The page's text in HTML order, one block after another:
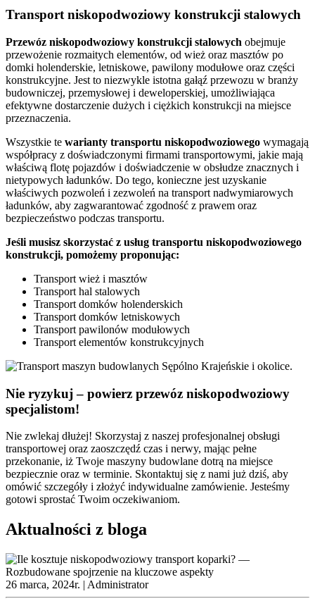
Transport niskopodwoziowy konstrukcji stalowych
Przewóz niskopodwoziowy konstrukcji stalowych obejmuje
przewożenie rozmaitych elementów, od wież oraz masztów po
domki holenderskie, letniskowe, pawilony modułowe oraz części
konstrukcyjne. Jest to niezwykle istotna gałąź przewozu w branży
budowniczej, przemysłowej i deweloperskiej, umożliwiająca
efektywne dostarczenie dużych i ciężkich konstrukcji na miejsce
przeznaczenia.
Wszystkie te warianty transportu niskopodwoziowego wymagają
współpracy z doświadczonymi firmami transportowymi, jakie mają
właściwą flotę pojazdów i doświadczenie w obsłudze znacznych i
nietypowych ładunków. Do tego, konieczne jest uzyskanie
właściwych pozwoleń i zezwoleń na transport nadwymiarowych
ładunków, aby zagwarantować zgodność z prawem oraz
bezpieczeństwo podczas transportu.
Jeśli musisz skorzystać z usług transportu niskopodwoziowego
konstrukcji, pomożemy proponując:
Transport wież i masztów
Transport hal stalowych
Transport domków holenderskich
Transport domków letniskowych
Transport pawilonów modułowych
Transport elementów konstrukcyjnych
Nie ryzykuj – powierz przewóz niskopodwoziowy
specjalistom!
Nie zwlekaj dłużej! Skorzystaj z naszej profesjonalnej obsługi
transportowej oraz zaoszczędź czas i nerwy, mając pełne
przekonanie, iż Twoje maszyny budowlane dotrą na miejsce
bezpiecznie oraz w terminie. Skontaktuj się z nami już dziś, aby
omówić szczegóły i złożyć indywidualne zamówienie. Jesteśmy
gotowi sprostać Twoim oczekiwaniom.
Aktualności z bloga
26 marca, 2024r. | Administrator